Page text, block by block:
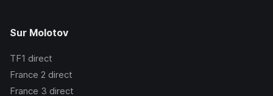
Sur Molotov
TF1 direct
France 2 direct
France 3 direct